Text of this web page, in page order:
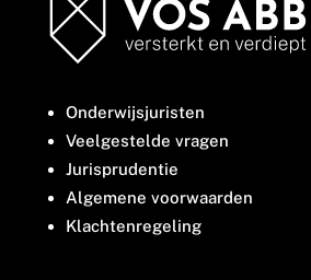
Onderwijsjuristen
Veelgestelde vragen
Jurisprudentie
Algemene voorwaarden
Klachtenregeling